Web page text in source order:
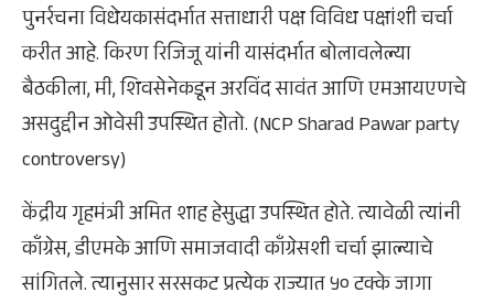
पुनर्रचना विधेयकासंदर्भात सत्ताधारी पक्ष विविध पक्षांशी चर्चा
करीत आहे. किरण रिजिजू यांनी यासंदर्भात बोलावलेल्या
बैठकीला, मी, शिवसेनेकडून अरविंद सावंत आणि एमआयएणचे
असदुद्दीन ओवेसी उपस्थित होतो. (NCP Sharad Pawar party
controversy)
केंद्रीय गृहमंत्री अमित शाह हेसुद्धा उपस्थित होते. त्यावेळी त्यांनी
काँग्रेस, डीएमके आणि समाजवादी काँग्रेसशी चर्चा झाल्याचे
सांगितले. त्यानुसार सरसकट प्रत्येक राज्यात ५० टक्के जागा